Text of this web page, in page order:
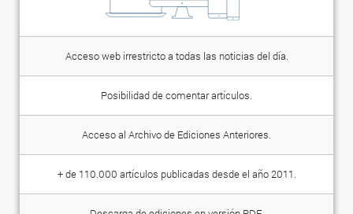
Acceso web irrestricto a todas las noticias del día.
Posibilidad de comentar artículos.
Acceso al Archivo de Ediciones Anteriores.
+ de 110.000 artículos publicadas desde el año 2011.